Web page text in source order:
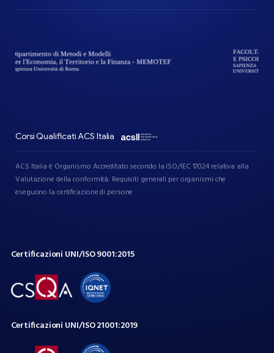
Corsi Qualificati ACS Italia
ACS Italia è Organismo Accreditato secondo la ISO/IEC 17024 relativa alla
Valutazione della conformità: Requisiti generali per organismi che
eseguono la certificazione di persone
Certificazioni UNI/ISO9001:2015
Certificazioni UNI/ISO21001:2019